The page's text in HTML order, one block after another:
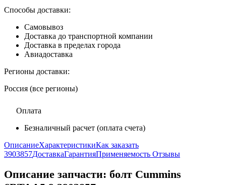
Способы доставки:
Самовывоз
Доставка до транспортной компании
Доставка в пределах города
Авиадоставка
Регионы доставки:
Россия (все регионы)
Оплата
Безналичный расчет (оплата счета)
ОписаниеХарактеристикиКак заказать
3903857ДоставкаГарантияПрименяемость Отзывы
Описание запчасти: болт Cummins